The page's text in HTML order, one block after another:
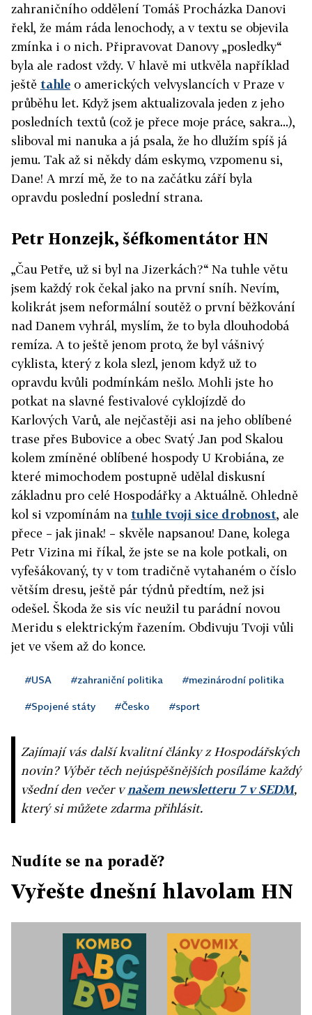
zahraničního oddělení Tomáš Procházka Danovi
řekl, že mám ráda lenochody, a v textu se objevila
zmínka i o nich. Připravovat Danovy „posledky“
byla ale radost vždy. V hlavě mi utkvěla například
ještě tahle o amerických velvyslancích v Praze v
průběhu let. Když jsem aktualizovala jeden z jeho
posledních textů (což je přece moje práce, sakra...),
sliboval mi nanuka a já psala, že ho dlužím spíš já
jemu. Tak až si někdy dám eskymo, vzpomenu si,
Dane! A mrzí mě, že to na začátku září byla
opravdu poslední poslední strana.
Petr Honzejk, šéfkomentátor HN
„Čau Petře, už si byl na Jizerkách?“ Na tuhle větu
jsem každý rok čekal jako na první sníh. Nevím,
kolikrát jsem neformální soutěž o první běžkování
nad Danem vyhrál, myslím, že to byla dlouhodobá
remíza. A to ještě jenom proto, že byl vášnivý
cyklista, který z kola slezl, jenom když už to
opravdu kvůli podmínkám nešlo. Mohli jste ho
potkat na slavné festivalové cyklojízdě do
Karlových Varů, ale nejčastěji asi na jeho oblíbené
trase přes Bubovice a obec Svatý Jan pod Skalou
kolem zmíněné oblíbené hospody U Krobiána, ze
které mimochodem postupně udělal diskusní
základnu pro celé Hospodářky a Aktuálně. Ohledně
kol si vzpomínám na tuhle tvoji sice drobnost, ale
přece – jak jinak! – skvěle napsanou! Dane, kolega
Petr Vizina mi říkal, že jste se na kole potkali, on
vyfešákovaný, ty v tom tradičně vytahaném o číslo
větším dresu, ještě pár týdnů předtím, než jsi
odešel. Škoda že sis víc neužil tu parádní novou
Meridu s elektrickým řazením. Obdivuju Tvoji vůli
jet ve všem až do konce.
#USA #zahraniční politika #mezinárodní politika
#Spojené státy #Česko #sport
Zajímají vás další kvalitní články z Hospodářských
novin? Výběr těch nejúspěšnějších posíláme každý
všední den večer vnašem newsletteru 7 v SEDM,
který si můžete zdarma přihlásit.
Nudíte se na poradě?
Vyřešte dnešní hlavolam HN